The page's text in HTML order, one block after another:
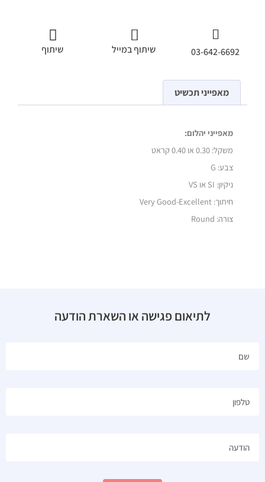
03-642-6692 שיתוף במייל שיתוף
מאפייני תכשיט
מאפייני יהלום:
משקל: 0.30 או 0.40 קראט
צבע: G
ניקיון: SI או VS
חיתוך: Very Good-Excellent
צורה: Round
לתיאום פגישה או השארת הודעה